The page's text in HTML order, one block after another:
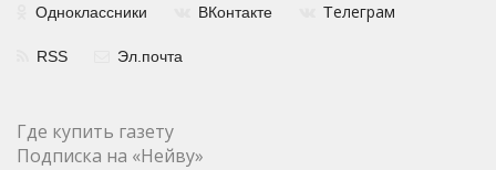
Одноклассники ВКонтакте Телеграм
RSS Эл.почта
Где купить газету
Подписка на «Нейву»